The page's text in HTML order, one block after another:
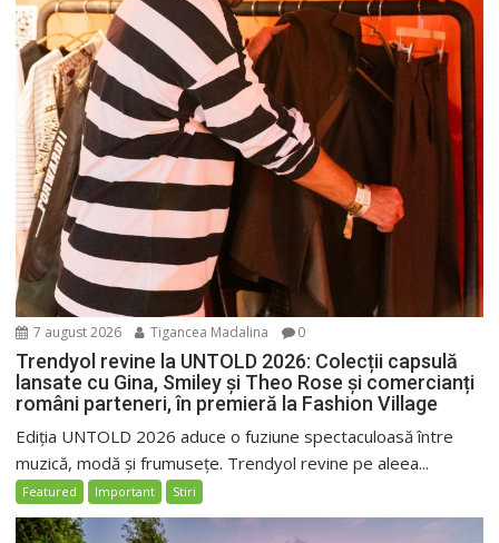
7 august 2026 Tigancea Madalina 0
Trendyol revine la UNTOLD 2026: Colecții capsulă
lansate cu Gina, Smiley și Theo Rose și comercianți
români parteneri, în premieră la Fashion Village
Ediția UNTOLD 2026 aduce o fuziune spectaculoasă între
muzică, modă și frumusețe. Trendyol revine pe aleea...
Featured Important Stiri